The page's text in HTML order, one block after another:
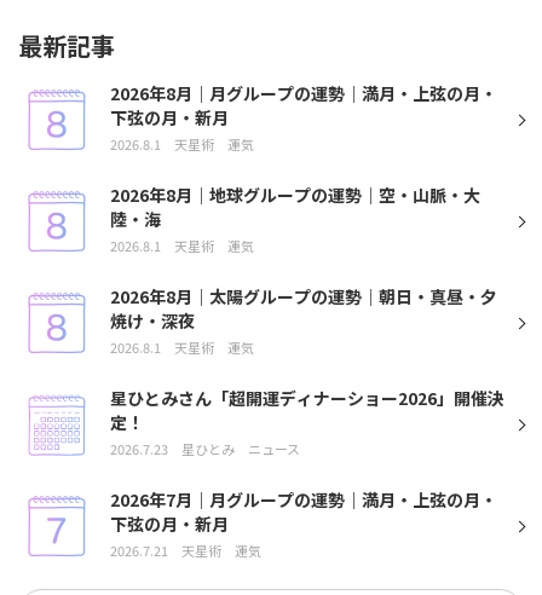
最新記事
2026年8月｜月グループの運勢｜満月・上弦の月・
下弦の月・新月
2026.8.1 天星術 運気
2026年8月｜地球グループの運勢｜空・山脈・大
陸・海
2026.8.1 天星術 運気
2026年8月｜太陽グループの運勢｜朝日・真昼・夕
焼け・深夜
2026.8.1 天星術 運気
星ひとみさん「超開運ディナーショー2026」開催決
定！
2026.7.23 星ひとみ ニュース
2026年7月｜月グループの運勢｜満月・上弦の月・
下弦の月・新月
2026.7.21 天星術 運気